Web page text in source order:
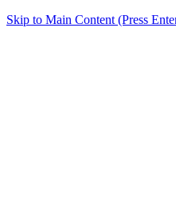
Skip to Main Content (Press